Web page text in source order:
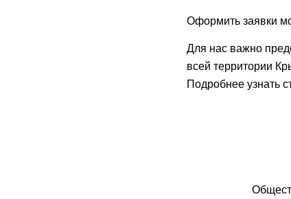
Оформить заявки
Для нас важно
всей территории
Подробнее узнать